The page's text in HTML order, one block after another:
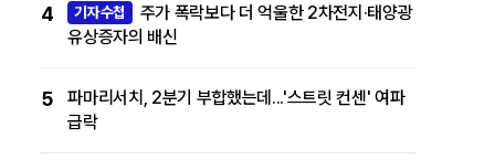
4 기자수첩
주가 폭락보다 더 억울한 2차전지·태양광
유상증자의 배신
5
파마리서치, 2분기 부합했는데...'스트릿 컨센' 여파
급락